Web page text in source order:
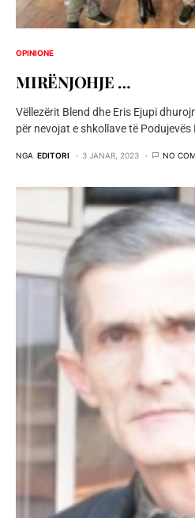
OPINIONE
MIRËNJOHJE …
Vëllezërit Blend dhe Eris Ejupi
për nevojat e shkollave të
NGA EDITORI 3 JANAR, 2023 NO